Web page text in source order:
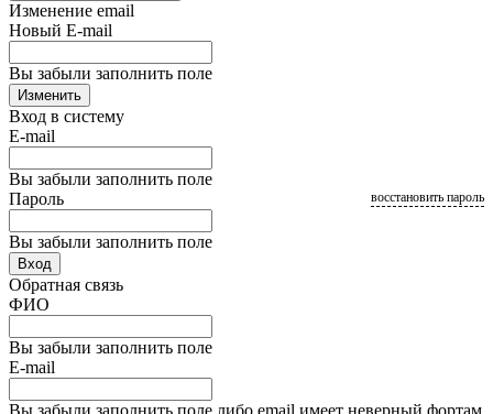
Изменение email
Новый E-mail
Вы забыли заполнить поле
Изменить
Вход в систему
E-mail
Вы забыли заполнить поле
Пароль
Вы забыли заполнить поле
восстановить пароль
Вход
Обратная связь
ФИО
Вы забыли заполнить поле
E-mail
Вы забыли заполнить поле либо email имеет неверный фортам